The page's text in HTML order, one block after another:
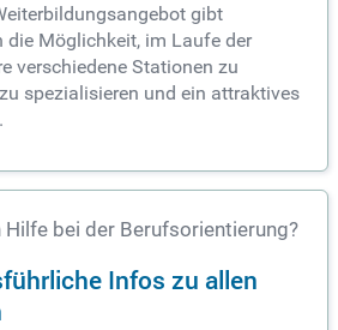
gibt
die Möglichkeit, im Laufe der
verschiedene Stationen zu
spezialisieren und ein attraktives
Hilfe bei der Berufsorientierung?
Infos zu allen